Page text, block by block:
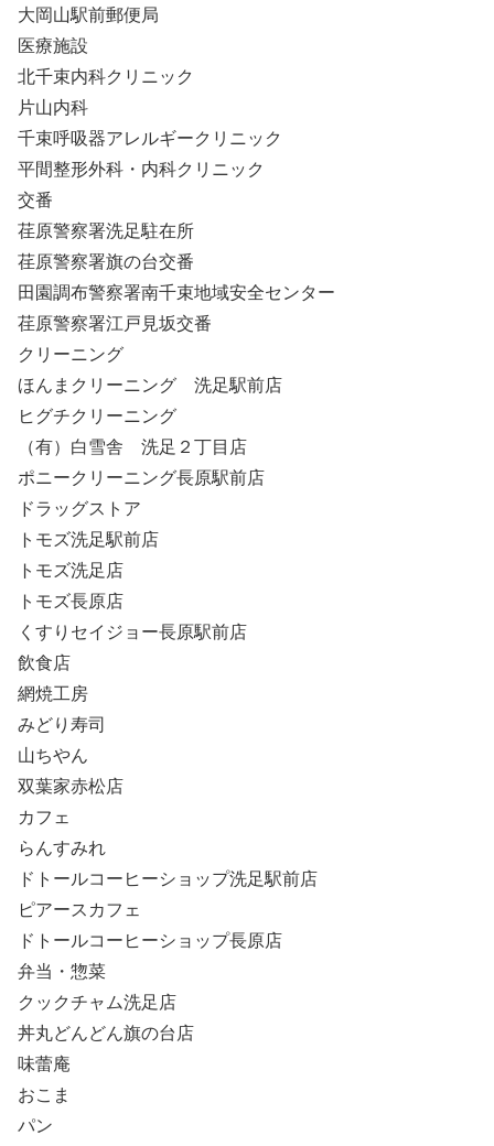
大岡山駅前郵便局
医療施設
北千束内科クリニック
片山内科
千束呼吸器アレルギークリニック
平間整形外科・内科クリニック
交番
荏原警察署洗足駐在所
荏原警察署旗の台交番
田園調布警察署南千束地域安全センター
荏原警察署江戸見坂交番
クリーニング
ほんまクリーニング 洗足駅前店
ヒグチクリーニング
（有）白雪舎 洗足２丁目店
ポニークリーニング長原駅前店
ドラッグストア
トモズ洗足駅前店
トモズ洗足店
トモズ長原店
くすりセイジョー長原駅前店
飲食店
網焼工房
みどり寿司
山ちやん
双葉家赤松店
カフェ
らんすみれ
ドトールコーヒーショップ洗足駅前店
ピアースカフェ
ドトールコーヒーショップ長原店
弁当・惣菜
クックチャム洗足店
丼丸どんどん旗の台店
味蕾庵
おこま
パン